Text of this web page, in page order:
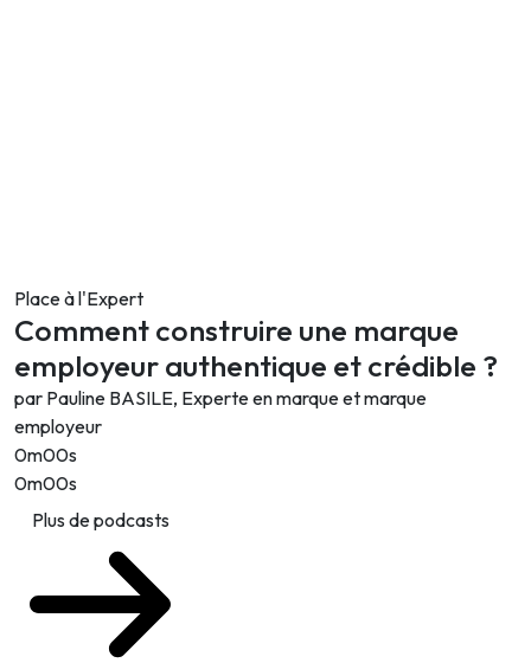
Place à l'Expert
Comment construire une marque
employeur authentique et crédible ?
par Pauline BASILE, Experte en marque et marque
employeur
0m00s
0m00s
Plus de podcasts